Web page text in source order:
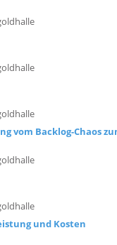
vom Backlog-Chaos
und Kosten